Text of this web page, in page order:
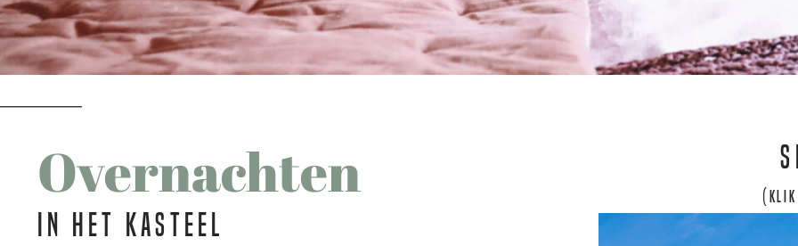
Overnachten
In het kasteel
(klik